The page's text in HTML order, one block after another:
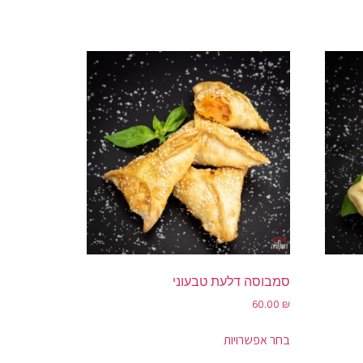
סמבוסה דלעת טבעוני
60.00 ₪
בחר אפשרויות